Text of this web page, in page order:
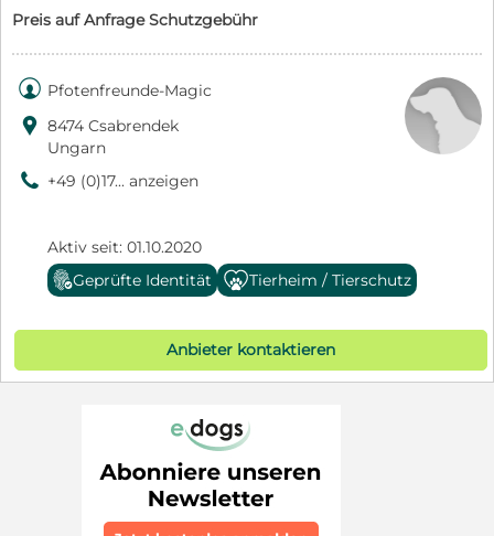
Preis auf Anfrage Schutzgebühr
 Pfotenfreunde-Magic
 8474 Csabrendek
Ungarn
9 +49 (0)17... anzeigen
Aktiv seit: 01.10.2020
Geprüfte Identität
Tierheim / Tierschutz
Anbieter kontaktieren